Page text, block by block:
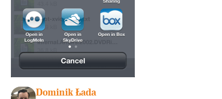
Dominik Łada